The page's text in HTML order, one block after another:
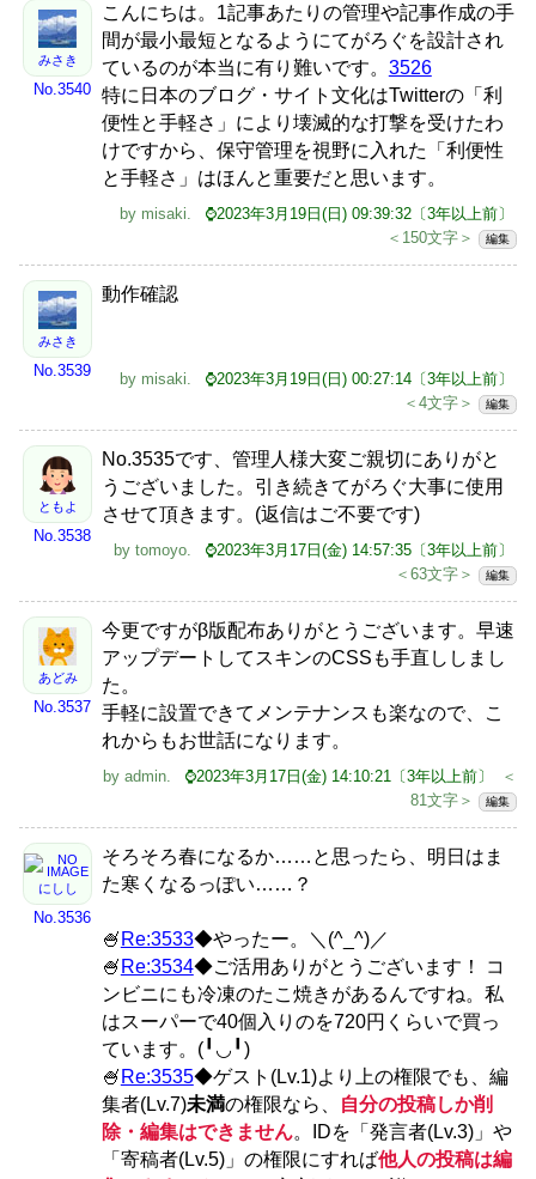
みさき
No.3540
こんにちは。1記事あたりの管理や記事作成の手
間が最小最短となるようにてがろぐを設計され
ているのが本当に有り難いです。 3526
特に日本のブログ・サイト文化はTwitterの「利
便性と手軽さ」により壊滅的な打撃を受けたわ
けですから、保守管理を視野に入れた「利便性
と手軽さ」はほんと重要だと思います。
by misaki.
⌚2023年3月19日(日) 09:39:32〔3年以上前〕
＜150文字＞
編集
みさき
No.3539
動作確認
by misaki.
⌚2023年3月19日(日) 00:27:14〔3年以上前〕
＜4文字＞
編集
ともよ
No.3538
No.3535です、管理人様大変ご親切にありがと
うございました。引き続きてがろぐ大事に使用
させて頂きます。(返信はご不要です)
by tomoyo.
⌚2023年3月17日(金) 14:57:35〔3年以上前〕
＜63文字＞
編集
あどみ
No.3537
今更ですがβ版配布ありがとうございます。早速
アップデートしてスキンのCSSも手直ししまし
た。
手軽に設置できてメンテナンスも楽なので、こ
れからもお世話になります。
by admin. ⌚2023年3月17日(金) 14:10:21〔3年以上前〕
＜
81文字＞
編集
にしし
No.3536
そろそろ春になるか……と思ったら、明日はま
た寒くなるっぽい……？
🍧 Re:3533◆やったー。＼(^_^)／
🍧 Re:3534◆ご活用ありがとうございます！ コ
ンビニにも冷凍のたこ焼きがあるんですね。私
はスーパーで40個入りのを720円くらいで買っ
ています。(╹◡╹)
🍧 Re:3535◆ゲスト(Lv.1)より上の権限でも、編
集者(Lv.7)未満の権限なら、
自分の投稿しか削
除・編集はできません。IDを「発言者(Lv.3)」や
「寄稿者(Lv.5)」の権限にすれば他人の投稿は編